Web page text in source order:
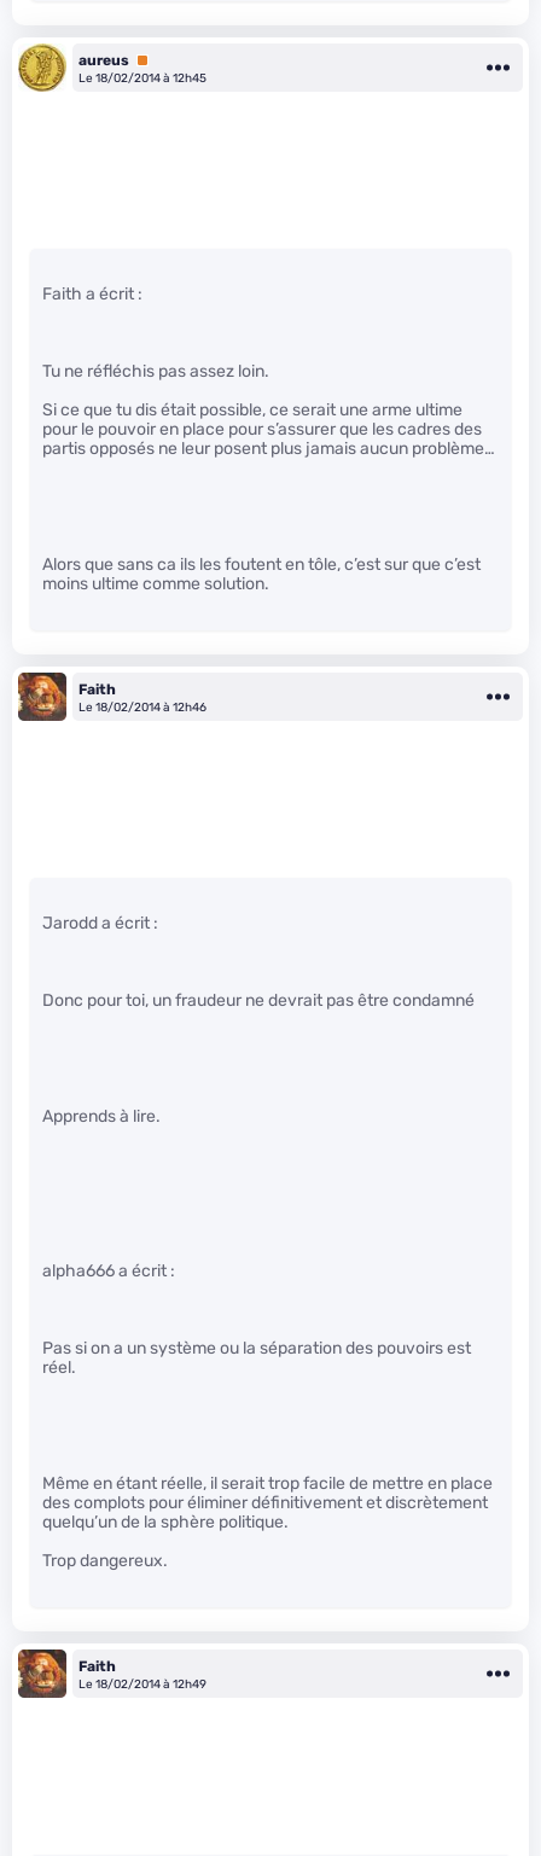
aureus Premium
Le 18/02/2014 à 12h45
Faith a écrit :
Tu ne réfléchis pas assez loin.
Si ce que tu dis était possible, ce serait une arme ultime
pour le pouvoir en place pour s’assurer que les cadres des
partis opposés ne leur posent plus jamais aucun problème…
Alors que sans ca ils les foutent en tôle, c’est sur que c’est
moins ultime comme solution.
Faith
Le 18/02/2014 à 12h46
Jarodd a écrit :
Donc pour toi, un fraudeur ne devrait pas être condamné
Apprends à lire.
alpha666 a écrit :
Pas si on a un système ou la séparation des pouvoirs est
réel.
Même en étant réelle, il serait trop facile de mettre en place
des complots pour éliminer définitivement et discrètement
quelqu’un de la sphère politique.
Trop dangereux.
Faith
Le 18/02/2014 à 12h49